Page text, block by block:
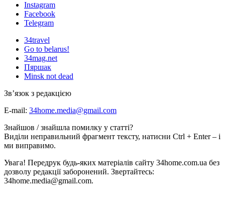
Instagram
Facebook
Telegram
34travel
Go to belarus!
34mag.net
Пяршак
Minsk not dead
Зв’язок з редакцією
E-mail: 34home.media@gmail.com
Знайшов / знайшла помилку у статті?
Виділи неправильний фрагмент тексту, натисни Ctrl + Enter – і
ми виправимо.
Увага! Передрук будь-яких матеріалів сайту 34home.com.ua без
дозволу редакції заборонений. Звертайтесь:
34home.media@gmail.com.